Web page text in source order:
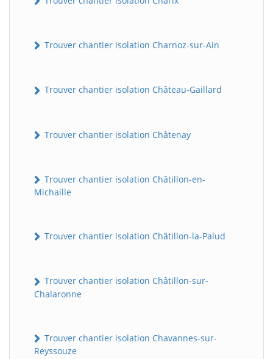
Trouver chantier isolation Charnoz-sur-Ain
Trouver chantier isolation Château-Gaillard
Trouver chantier isolation Châtenay
Trouver chantier isolation Châtillon-en-
Michaille
Trouver chantier isolation Châtillon-la-Palud
Trouver chantier isolation Châtillon-sur-
Chalaronne
Trouver chantier isolation Chavannes-sur-
Reyssouze